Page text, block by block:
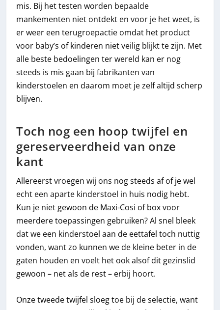
mis. Bij het testen worden bepaalde
mankementen niet ontdekt en voor je het weet, is
er weer een terugroepactie omdat het product
voor baby’s of kinderen niet veilig blijkt te zijn. Met
alle beste bedoelingen ter wereld kan er nog
steeds is mis gaan bij fabrikanten van
kinderstoelen en daarom moet je zelf altijd scherp
blijven.
Toch nog een hoop twijfel en
gereserveerdheid van onze
kant
Allereerst vroegen wij ons nog steeds af of je wel
echt een aparte kinderstoel in huis nodig hebt.
Kun je niet gewoon de Maxi-Cosi of box voor
meerdere toepassingen gebruiken? Al snel bleek
dat we een kinderstoel aan de eettafel toch nuttig
vonden, want zo kunnen we de kleine beter in de
gaten houden en voelt het ook alsof dit gezinslid
gewoon – net als de rest – erbij hoort.
Onze tweede twijfel sloeg toe bij de selectie, want